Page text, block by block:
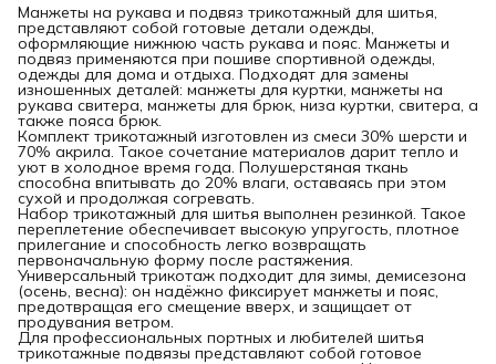
Манжеты на рукава и подвяз трикотажный для шитья,
представляют собой готовые детали одежды,
оформляющие нижнюю часть рукава и пояс. Манжеты и
подвяз применяются при пошиве спортивной одежды,
одежды для дома и отдыха. Подходят для замены
изношенных деталей: манжеты для куртки, манжеты на
рукава свитера, манжеты для брюк, низа куртки, свитера, а
также пояса брюк.
Комплект трикотажный изготовлен из смеси 30% шерсти и
70% акрила. Такое сочетание материалов дарит тепло и
уют в холодное время года. Полушерстяная ткань
способна впитывать до 20% влаги, оставаясь при этом
сухой и продолжая согревать.
Набор трикотажный для шитья выполнен резинкой. Такое
переплетение обеспечивает высокую упругость, плотное
прилегание и способность легко возвращать
первоначальную форму после растяжения.
Универсальный трикотаж подходит для зимы, демисезона
(осень, весна): он надёжно фиксирует манжеты и пояс,
предотвращая его смещение вверх, и защищает от
продувания ветром.
Для профессиональных портных и любителей шитья
трикотажные подвязы представляют собой готовое